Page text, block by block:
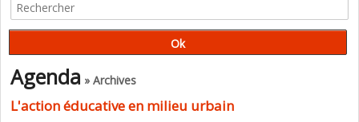
Agenda » Archives
L'action éducative en milieu urbain